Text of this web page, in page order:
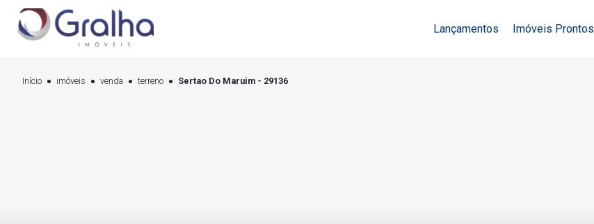
Lançamentos Imóveis Prontos
Início imóveis venda terreno Sertao Do Maruim - 29136